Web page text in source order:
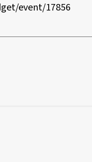
event/17856